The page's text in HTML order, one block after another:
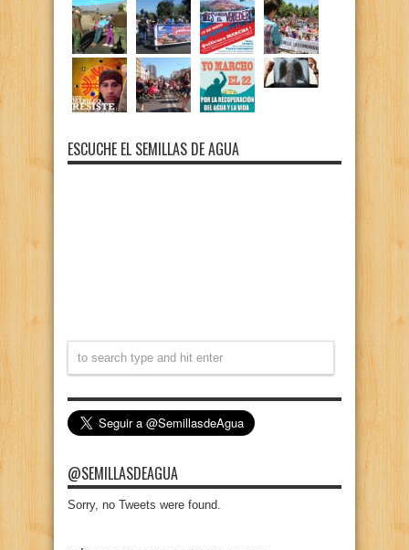
ESCUCHE EL SEMILLAS DE AGUA
@SEMILLASDEAGUA
Sorry, no Tweets were found.